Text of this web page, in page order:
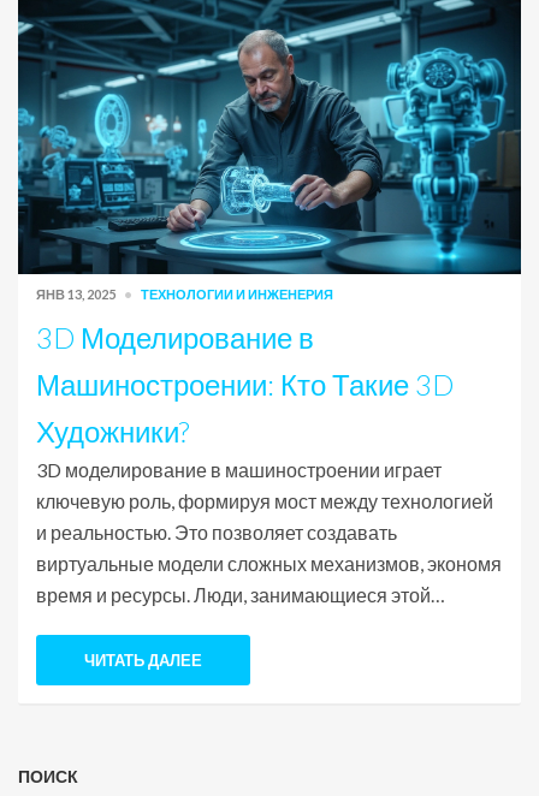
ЯНВ 13, 2025 ТЕХНОЛОГИИ И ИНЖЕНЕРИЯ
3D Моделирование в
Машиностроении: Кто Такие 3D
Художники?
3D моделирование в машиностроении играет
ключевую роль, формируя мост между технологией
и реальностью. Это позволяет создавать
виртуальные модели сложных механизмов, экономя
время и ресурсы. Люди, занимающиеся этой
специалисты по 3D моделированию. Важность их
работы заключается в способности точно
ЧИТАТЬ ДАЛЕЕ
ПОИСК